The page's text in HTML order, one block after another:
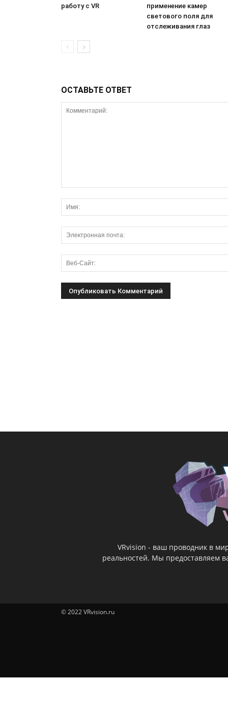
работу с VR
применение камер
светового поля для
отслеживания глаз
ОСТАВЬТЕ ОТВЕТ
VRvision - ваш проводник в
реальностей. Мы предоставляем
© 2022 VRvision.ru